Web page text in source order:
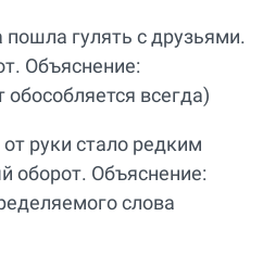
гулять с друзьями.
Объяснение:
всегда)
руки стало редким
оборот. Объяснение:
слова